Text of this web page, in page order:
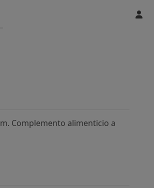
Complemento alimenticio a